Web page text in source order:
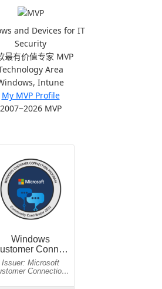
and Devices for IT
Security
最有价值专家 MVP
Area
Intune
My MVP Profile
2007~2026 MVP